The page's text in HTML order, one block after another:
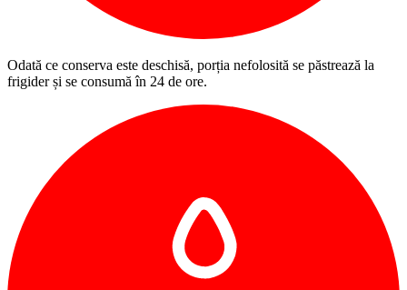
Odată ce conserva este deschisă, porția nefolosită se păstrează la
frigider și se consumă în 24 de ore.